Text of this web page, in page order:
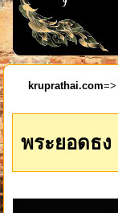
kruprathai.com=>
พระยอดธ